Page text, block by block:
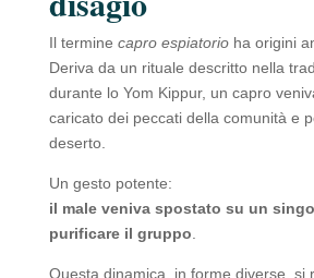
Il termine capro espiatorioha origini
Deriva da un rituale descritto nella
durante lo Yom Kippur, un capro
caricato dei peccati della comunità e
deserto.
Un gesto potente:
il male veniva spostato su un
purificare il gruppo.
Questa dinamica, in forme diverse, si